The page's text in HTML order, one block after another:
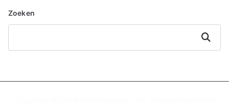
Zoeken
Zoeken